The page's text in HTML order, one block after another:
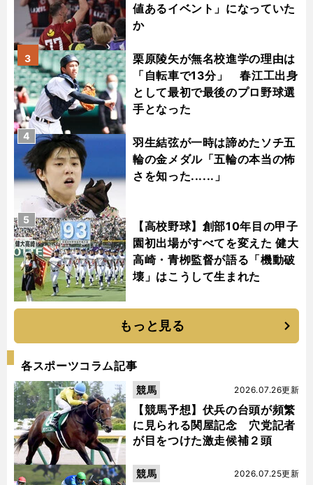
値あるイベント」になっていた
か
栗原陵矢が無名校進学の理由は
「自転車で13分」 春江工出身
として最初で最後のプロ野球選
手となった
3
羽生結弦が一時は諦めたソチ五
輪の金メダル「五輪の本当の怖
さを知った......」
4
【高校野球】創部10年目の甲子
園初出場がすべてを変えた 健大
高崎・青栁監督が語る「機動破
壊」はこうして生まれた
5
もっと見る
各スポーツコラム記事
【競馬予想】伏兵の台頭が頻繁
に見られる関屋記念 穴党記者
が目をつけた激走候補２頭
2026.07.26更新
競馬
2026.07.25更新
競馬